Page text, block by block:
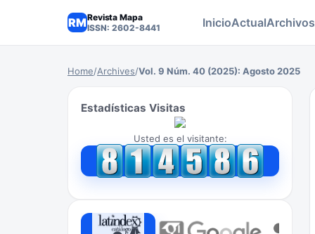
RMRevista Mapa
ISSN: 2602-8441
InicioActualArchivos
Home/Archives/Vol. 9 Núm. 40 (2025): Agosto 2025
Estadísticas Visitas
Usted es el visitante: